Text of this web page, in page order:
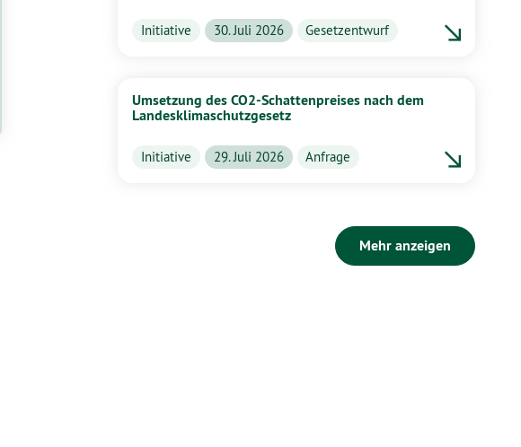
Initiative 30. Juli 2026 Gesetzentwurf
Umsetzung des CO2-Schattenpreises nach dem
Landesklimaschutzgesetz
Initiative 29. Juli 2026 Anfrage
Mehr anzeigen